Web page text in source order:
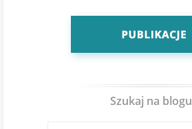
Szukaj na blogu